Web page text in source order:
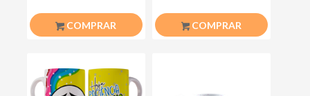
COMPRAR COMPRAR